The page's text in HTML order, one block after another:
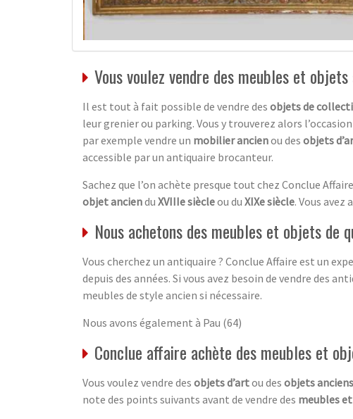
Vous voulez vendre des meubles et
Il est tout à fait possible de vendre des objets de
leur grenier ou parking. Vous y trouverez alors
par exemple vendre un mobilier ancienou des objets
accessible par un antiquaire brocanteur.
Sachez que l’on achète presque tout chez Conclue
objet anciendu XVIIIe siècleou du XIXe siècle. Vous avez
Nous achetons des meubles et objets de
Vous cherchez un antiquaire ? Conclue Affaire est un
depuis des années. Si vous avez besoin de vendre des
meubles de style ancien si nécessaire.
Nous avons également à Pau (64)
Conclue affaire achète des meubles et
Vous voulez vendre des objets d’artou des objets anciens
note des points suivants avant de vendre des meubles